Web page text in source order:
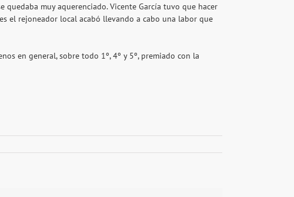
muy aquerenciado. Vicente García tuvo que hacer
el rejoneador local acabó llevando a cabo una labor que
en general, sobre todo 1º, 4º y 5º, premiado con la